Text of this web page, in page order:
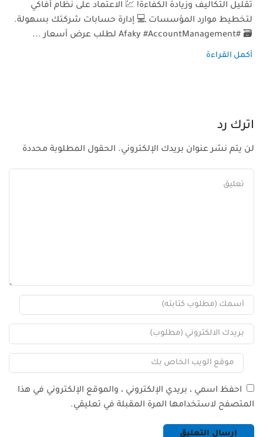
تقليل التكاليف وزيادة الكفاءة! 💹 الاعتماد على نظام أفاكي
لتخطيط موارد المؤسسات 💻 إدارة حسابات شركتك بسهولة.
🗃️ #Afaky #AccountManagement لطلب عرض أسعار ...
أكمل القراءة
اترك رد
لن يتم نشر عنوان بريدك الإلكتروني. الحقول المطلوبة محددة
احفظ اسمي ، بريدي الإلكتروني ، والموقع الإلكتروني في هذا
المتصفح لاستخدامها المرة المقبلة في تعليقي.